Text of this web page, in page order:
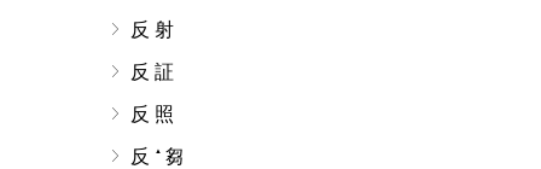
反射
反証
反照
反
▲芻